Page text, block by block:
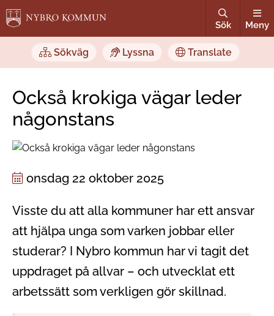
Sök Meny
Sökväg Lyssna Translate
Också krokiga vägar leder
någonstans
onsdag 22 oktober 2025
Visste du att alla kommuner har ett ansvar
att hjälpa unga som varken jobbar eller
studerar? I Nybro kommun har vi tagit det
uppdraget på allvar – och utvecklat ett
arbetssätt som verkligen gör skillnad.